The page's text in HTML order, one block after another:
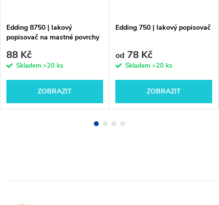
Edding 8750 | lakový
popisovač na mastné povrchy
88 Kč
Skladem >20 ks
ZOBRAZIT
Edding 750 | lakový popisovač
od 78 Kč
Skladem >20 ks
ZOBRAZIT